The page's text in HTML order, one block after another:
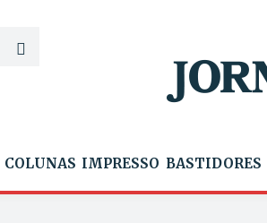
COLUNAS IMPRESSO BASTIDORES